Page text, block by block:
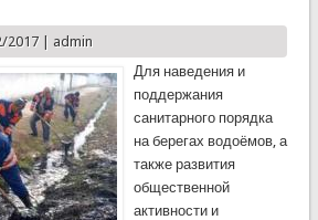
2017 | admin
Для наведения и
поддержания
санитарного порядка
на берегах водоёмов, а
также развития
общественной
активности и